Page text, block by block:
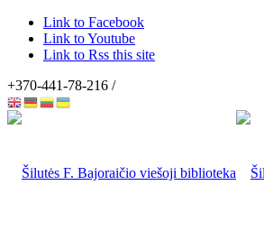
Link to Facebook
Link to Youtube
Link to Rss this site
+370-441-78-216 /